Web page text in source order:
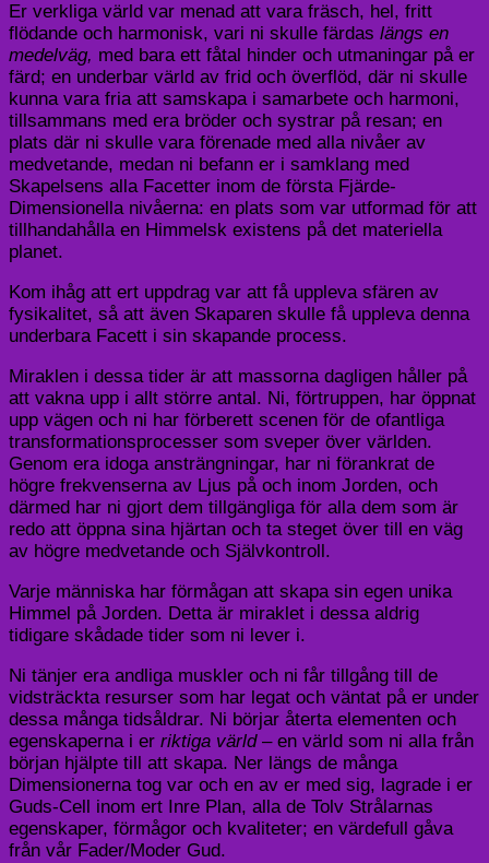
Er verkliga värld var menad att vara fräsch, hel, fritt
flödande och harmonisk, vari ni skulle färdas längs en
medelväg, med bara ett fåtal hinder och utmaningar på er
färd; en underbar värld av frid och överflöd, där ni skulle
kunna vara fria att samskapa i samarbete och harmoni,
tillsammans med era bröder och systrar på resan; en
plats där ni skulle vara förenade med alla nivåer av
medvetande, medan ni befann er i samklang med
Skapelsens alla Facetter inom de första Fjärde-
Dimensionella nivåerna: en plats som var utformad för att
tillhandahålla en Himmelsk existens på det materiella
planet.
Kom ihåg att ert uppdrag var att få uppleva sfären av
fysikalitet, så att även Skaparen skulle få uppleva denna
underbara Facett i sin skapande process.
Miraklen i dessa tider är att massorna dagligen håller på
att vakna upp i allt större antal. Ni, förtruppen, har öppnat
upp vägen och ni har förberett scenen för de ofantliga
transformationsprocesser som sveper över världen.
Genom era idoga ansträngningar, har ni förankrat de
högre frekvenserna av Ljus på och inom Jorden, och
därmed har ni gjort dem tillgängliga för alla dem som är
redo att öppna sina hjärtan och ta steget över till en väg
av högre medvetande och Självkontroll.
Varje människa har förmågan att skapa sin egen unika
Himmel på Jorden. Detta är miraklet i dessa aldrig
tidigare skådade tider som ni lever i.
Ni tänjer era andliga muskler och ni får tillgång till de
vidsträckta resurser som har legat och väntat på er under
dessa många tidsåldrar. Ni börjar återta elementen och
egenskaperna i er riktiga värld – en värld som ni alla från
början hjälpte till att skapa. Ner längs de många
Dimensionerna tog var och en av er med sig, lagrade i er
Guds-Cell inom ert Inre Plan, alla de Tolv Strålarnas
egenskaper, förmågor och kvaliteter; en värdefull gåva
från vår Fader/Moder Gud.